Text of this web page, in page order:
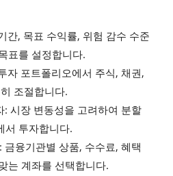
간, 목표 수익률, 위험 감수 수준
표를 설정합니다.
자 포트폴리오에서 주식, 채권,
조절합니다.
: 시장 변동성을 고려하여 분할
서 투자합니다.
금융기관별 상품, 수수료, 혜택
는 계좌를 선택합니다.